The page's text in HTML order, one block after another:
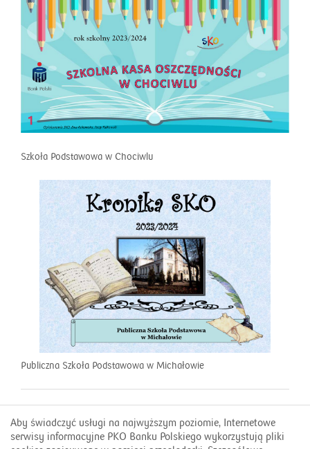
Szkoła Podstawowa w Chociwlu
Publiczna Szkoła Podstawowa w Michałowie
Kontakt
Aby świadczyć usługi na najwyższym poziomie, Internetowe
serwisy informacyjne PKO Banku Polskiego wykorzystują pliki